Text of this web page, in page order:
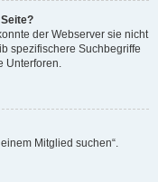
der Webserver sie nicht
spezifischere Suchbegriffe
Unterforen.
Mitglied suchen“.